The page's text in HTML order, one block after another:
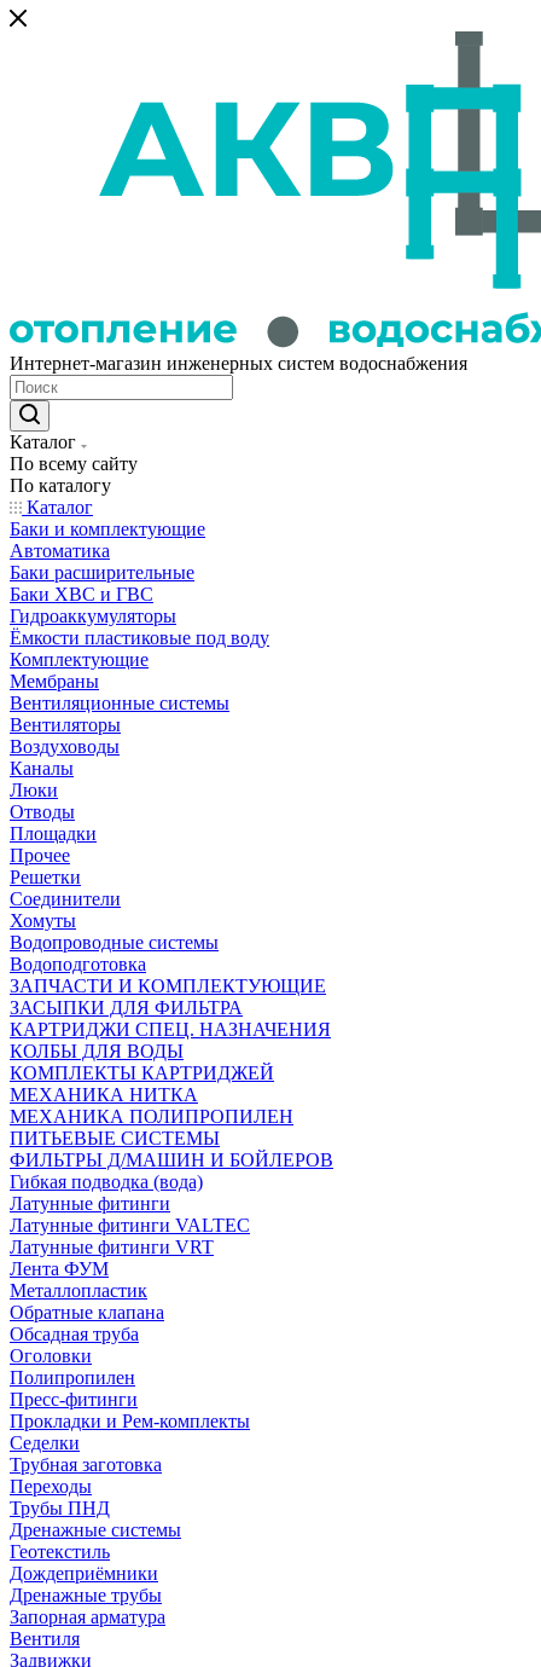
Интернет-магазин инженерных систем водоснабжения
Каталог
По всему сайту
По каталогу
Каталог
Баки и комплектующие
Автоматика
Баки расширительные
Баки ХВС и ГВС
Гидроаккумуляторы
Ёмкости пластиковые под воду
Комплектующие
Мембраны
Вентиляционные системы
Вентиляторы
Воздуховоды
Каналы
Люки
Отводы
Площадки
Прочее
Решетки
Соединители
Хомуты
Водопроводные системы
Водоподготовка
ЗАПЧАСТИ И КОМПЛЕКТУЮЩИЕ
ЗАСЫПКИ ДЛЯ ФИЛЬТРА
КАРТРИДЖИ СПЕЦ. НАЗНАЧЕНИЯ
КОЛБЫ ДЛЯ ВОДЫ
КОМПЛЕКТЫ КАРТРИДЖЕЙ
МЕХАНИКА НИТКА
МЕХАНИКА ПОЛИПРОПИЛЕН
ПИТЬЕВЫЕ СИСТЕМЫ
ФИЛЬТРЫ Д/МАШИН И БОЙЛЕРОВ
Гибкая подводка (вода)
Латунные фитинги
Латунные фитинги VALTEC
Латунные фитинги VRT
Лента ФУМ
Металлопластик
Обратные клапана
Обсадная труба
Оголовки
Полипропилен
Пресс-фитинги
Прокладки и Рем-комплекты
Седелки
Трубная заготовка
Переходы
Трубы ПНД
Дренажные системы
Геотекстиль
Дождеприёмники
Дренажные трубы
Запорная арматура
Вентиля
Задвижки